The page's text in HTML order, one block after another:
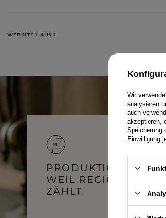
DAMENOVERALLS
T-SHIRTS
ARMBÄNDER
SCHMUCK
WEBSITE 1 AUS 1
PRODUKTION IN
WEIL REGIONALITÄT
ZÄHLT.
Wir
analysieren
auch
akzeptieren,
Speicherung
Einwilligung